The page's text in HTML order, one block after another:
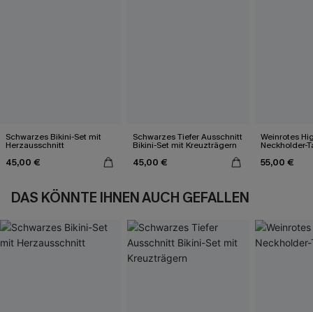
Schwarzes Bikini-Set mit
Herzausschnitt
45,00 €
Schwarzes Tiefer Ausschnitt
Bikini-Set mit Kreuzträgern
45,00 €
Weinrotes
Neckholder-
55,00 €
DAS KÖNNTE IHNEN AUCH GEFALLEN